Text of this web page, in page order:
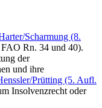
Scharmung (8.
FAO Rn. 34 und 40).
der
und ihre
Prütting (5. Aufl.
Insolvenzrecht oder